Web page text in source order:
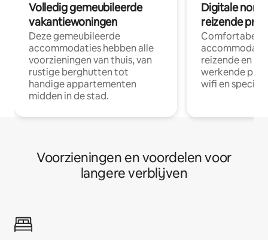
Volledig gemeubileerde
vakantiewoningen
Deze gemeubileerde
accommodaties hebben alle
voorzieningen van thuis, van
rustige berghutten tot
handige appartementen
midden in de stad.
Digitale
reizende
Comfortabele
reizende en
werkende
wifi en
Voorzieningen en voordelen voor
langere verblijven